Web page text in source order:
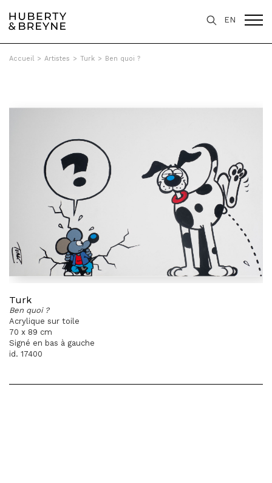
EN
Accueil > Artistes > Turk > Ben quoi ?
Turk
Ben quoi ?
Acrylique sur toile
70 x 89 cm
Signé en bas à gauche
id. 17400